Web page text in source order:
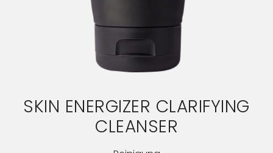
SKIN ENERGIZER CLARIFYING
CLEANSER